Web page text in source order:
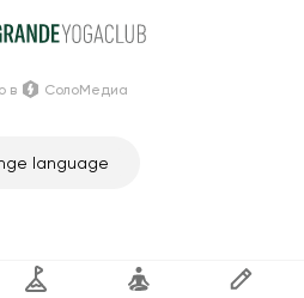
language
в СолоМедиа